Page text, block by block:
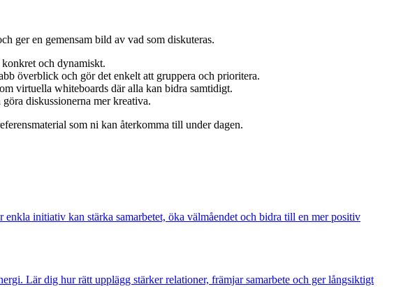
ger en gemensam bild av vad som diskuteras.
konkret och dynamiskt.
överblick och gör det enkelt att gruppera och prioritera.
virtuella whiteboards där alla kan bidra samtidigt.
diskussionerna mer kreativa.
som ni kan återkomma till under dagen.
initiativ kan stärka samarbetet, öka välmåendet och bidra till en mer positiv
Lär dig hur rätt upplägg stärker relationer, främjar samarbete och ger långsiktigt